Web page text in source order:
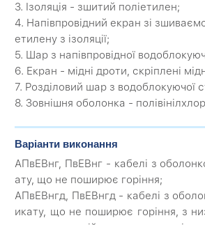
3. Ізоляція - зшитий поліетилен;
4. Напівпровідний екран зі
етилену з ізоляції;
5. Шар з напівпровідної
6. Екран - мідні дроти, скріплені
7. Розділовий шар з водоблокуючої
8. Зовнішня оболонка -
Варіанти виконання
АПвЕВнг, ПвЕВнг - кабелі з
ату, що не поширює горіння;
АПвЕВнгд, ПвЕВнгд - кабелі з
икату, що не поширює горіння, з